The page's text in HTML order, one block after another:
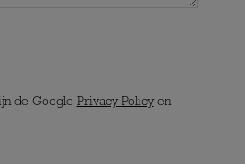
de Google Privacy Policyen